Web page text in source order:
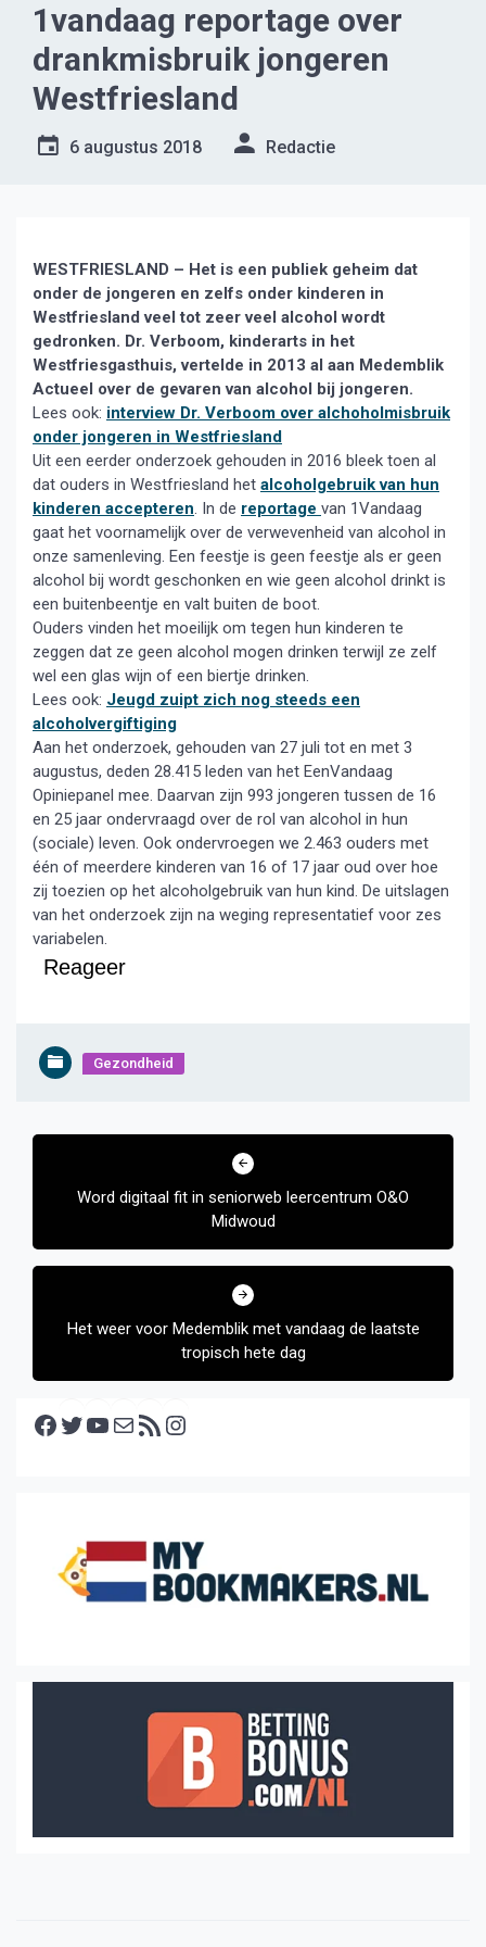
1vandaag reportage over
drankmisbruik jongeren
Westfriesland
6 augustus 2018 Redactie
WESTFRIESLAND – Het is een publiek geheim dat
onder de jongeren en zelfs onder kinderen in
Westfriesland veel tot zeer veel alcohol wordt
gedronken. Dr. Verboom, kinderarts in het
Westfriesgasthuis, vertelde in 2013 al aan Medemblik
Actueel over de gevaren van alcohol bij jongeren.
Lees ook: interview Dr. Verboom over alchoholmisbruik
onder jongeren in Westfriesland
Uit een eerder onderzoek gehouden in 2016 bleek toen al
dat ouders in Westfriesland het alcoholgebruik van hun
kinderen accepteren. In de reportage van 1Vandaag
gaat het voornamelijk over de verwevenheid van alcohol in
onze samenleving. Een feestje is geen feestje als er geen
alcohol bij wordt geschonken en wie geen alcohol drinkt is
een buitenbeentje en valt buiten de boot.
Ouders vinden het moeilijk om tegen hun kinderen te
zeggen dat ze geen alcohol mogen drinken terwijl ze zelf
wel een glas wijn of een biertje drinken.
Lees ook: Jeugd zuipt zich nog steeds een
alcoholvergiftiging
Aan het onderzoek, gehouden van 27 juli tot en met 3
augustus, deden 28.415 leden van het EenVandaag
Opiniepanel mee. Daarvan zijn 993 jongeren tussen de 16
en 25 jaar ondervraagd over de rol van alcohol in hun
(sociale) leven. Ook ondervroegen we 2.463 ouders met
één of meerdere kinderen van 16 of 17 jaar oud over hoe
zij toezien op het alcoholgebruik van hun kind. De uitslagen
van het onderzoek zijn na weging representatief voor zes
variabelen.
Reageer
Gezondheid
Bericht
Word digitaal fit in seniorweb leercentrum O&O
Midwoud
Het weer voor Medemblik met vandaag de laatste
tropisch hete dag
Facebook Twitter YouTube E-mail RSS feed